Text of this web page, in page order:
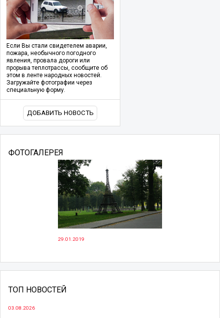
Если Вы стали свидетелем аварии,
пожара, необычного погодного
явления, провала дороги или
прорыва теплотрассы, сообщите об
этом в ленте народных новостей.
Загружайте фотографии через
специальную форму.
ДОБАВИТЬ НОВОСТЬ
ФОТОГАЛЕРЕЯ
29.01.2019
ТОП НОВОСТЕЙ
03.08.2026